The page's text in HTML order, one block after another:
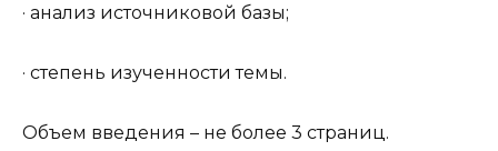
· анализ источниковой базы;
· степень изученности темы.
Объем введения – не более 3 страниц.